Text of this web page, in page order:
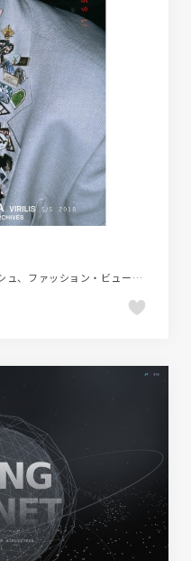
ECサイト、エレガント、スタイリッシュ、ファッション・ビューティー、ブランド・サービスサイト、ホワイト系、モーション多め、大きめ写真